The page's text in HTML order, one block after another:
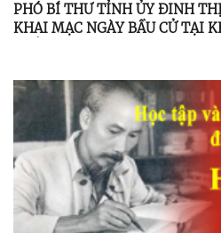
PHÓ BÍ THƯ TỈNH ỦY ĐINH
KHAI MẠC NGÀY BẦU CỬ TẠI